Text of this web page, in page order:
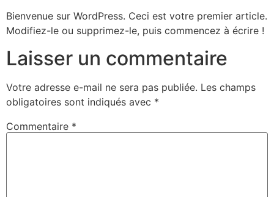
Bienvenue sur WordPress. Ceci est votre premier article.
Modifiez-le ou supprimez-le, puis commencez à écrire !
Laisser un commentaire
Votre adresse e-mail ne sera pas publiée. Les champs
obligatoires sont indiqués avec *
Commentaire *